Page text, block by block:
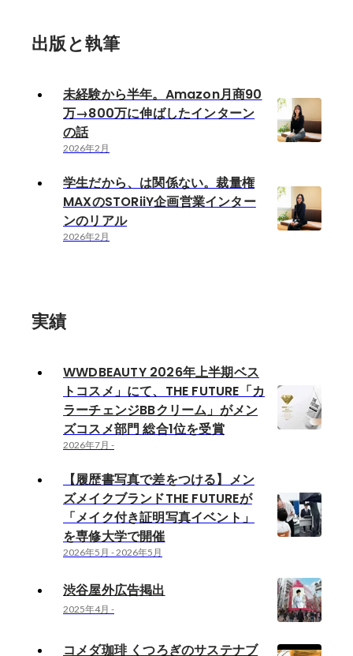
出版と執筆
未経験から半年。Amazon月商90
万→800万に伸ばしたインターン
の話
2026年2月
学生だから、は関係ない。裁量権
MAXのSTORiiY企画営業インター
ンのリアル
2026年2月
実績
WWDBEAUTY 2026年上半期ベス
トコスメ」にて、THE FUTURE「カ
ラーチェンジBBクリーム」がメン
ズコスメ部門 総合1位を受賞
2026年7月 -
【履歴書写真で差をつける】メン
ズメイクブランドTHE FUTUREが
「メイク付き証明写真イベント」
を専修大学で開催
2026年5月 -2026年5月
渋谷屋外広告掲出
2025年4月 -
コメダ珈琲 くつろぎのサステナブ